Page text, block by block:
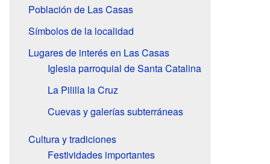
Población de Las Casas
Símbolos de la localidad
Lugares de interés en Las Casas
Iglesia parroquial de Santa Catalina
La Pililla la Cruz
Cuevas y galerías subterráneas
Cultura y tradiciones
Festividades importantes